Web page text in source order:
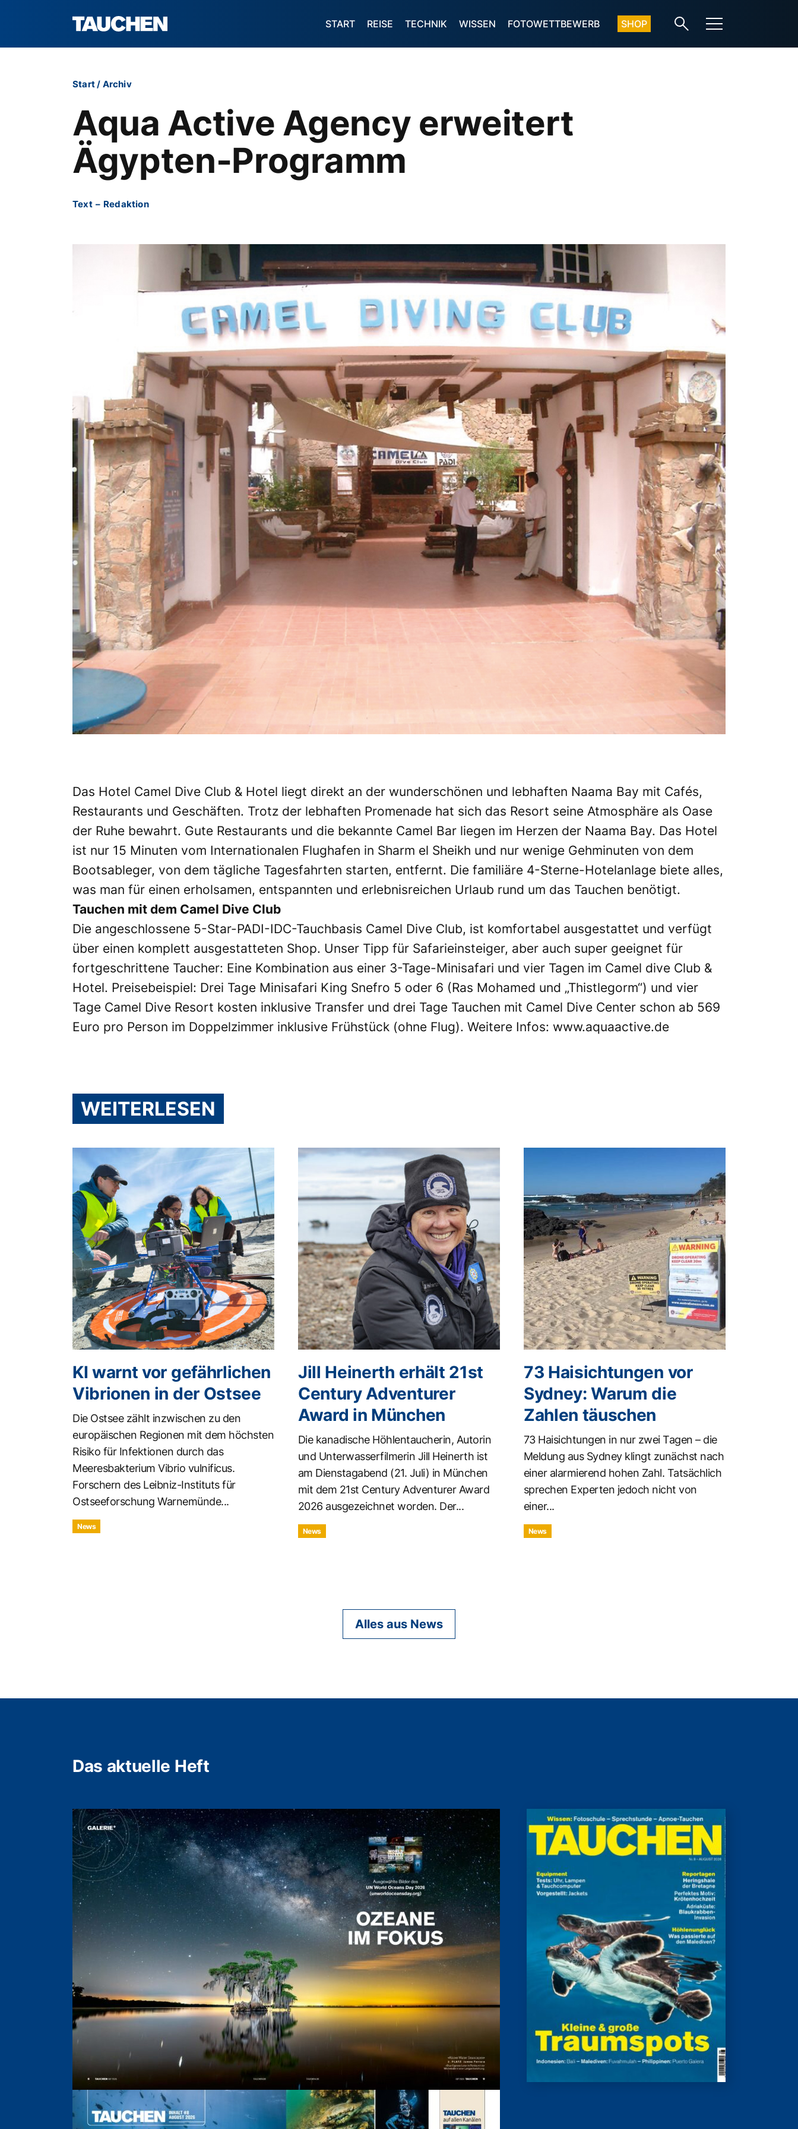
START REISE TECHNIK WISSEN FOTOWETTBEWERB SHOP
Start/ Archiv
Aqua Active Agency erweitert
Ägypten-Programm
Text – Redaktion
Das Hotel Camel Dive Club & Hotel liegt direkt an der wunderschönen und lebhaften Naama Bay mit Cafés,
Restaurants und Geschäften. Trotz der lebhaften Promenade hat sich das Resort seine Atmosphäre als Oase
der Ruhe bewahrt. Gute Restaurants und die bekannte Camel Bar liegen im Herzen der Naama Bay. Das Hotel
ist nur 15 Minuten vom Internationalen Flughafen in Sharm el Sheikh und nur wenige Gehminuten von dem
Bootsableger, von dem tägliche Tagesfahrten starten, entfernt. Die familiäre 4-Sterne-Hotelanlage biete alles,
was man für einen erholsamen, entspannten und erlebnisreichen Urlaub rund um das Tauchen benötigt.
Tauchen mit dem Camel Dive Club
Die angeschlossene 5-Star-PADI-IDC-Tauchbasis Camel Dive Club, ist komfortabel ausgestattet und verfügt
über einen komplett ausgestatteten Shop. Unser Tipp für Safarieinsteiger, aber auch super geeignet für
fortgeschrittene Taucher: Eine Kombination aus einer 3-Tage-Minisafari und vier Tagen im Camel dive Club &
Hotel. Preisebeispiel: Drei Tage Minisafari King Snefro 5 oder 6 (Ras Mohamed und „Thistlegorm“) und vier
Tage Camel Dive Resort kosten inklusive Transfer und drei Tage Tauchen mit Camel Dive Center schon ab 569
Euro pro Person im Doppelzimmer inklusive Frühstück (ohne Flug). Weitere Infos: www.aquaactive.de
WEITERLESEN
KI warnt vor gefährlichen
Vibrionen in der Ostsee
Die Ostsee zählt inzwischen zu den
europäischen Regionen mit dem höchsten
Risiko für Infektionen durch das
Meeresbakterium Vibrio vulnificus.
Forschern des Leibniz-Instituts für
Ostseeforschung Warnemünde...
News
Jill Heinerth erhält 21st
Century Adventurer
Award in München
Die kanadische Höhlentaucherin, Autorin
und Unterwasserfilmerin Jill Heinerth ist
am Dienstagabend (21. Juli) in München
mit dem 21st Century Adventurer Award
2026 ausgezeichnet worden. Der...
News
73 Haisichtungen vor
Sydney: Warum die
Zahlen täuschen
73 Haisichtungen in nur zwei Tagen – die
Meldung aus Sydney klingt zunächst nach
einer alarmierend hohen Zahl. Tatsächlich
sprechen Experten jedoch nicht von
einer...
News
Alles aus News
Das aktuelle Heft